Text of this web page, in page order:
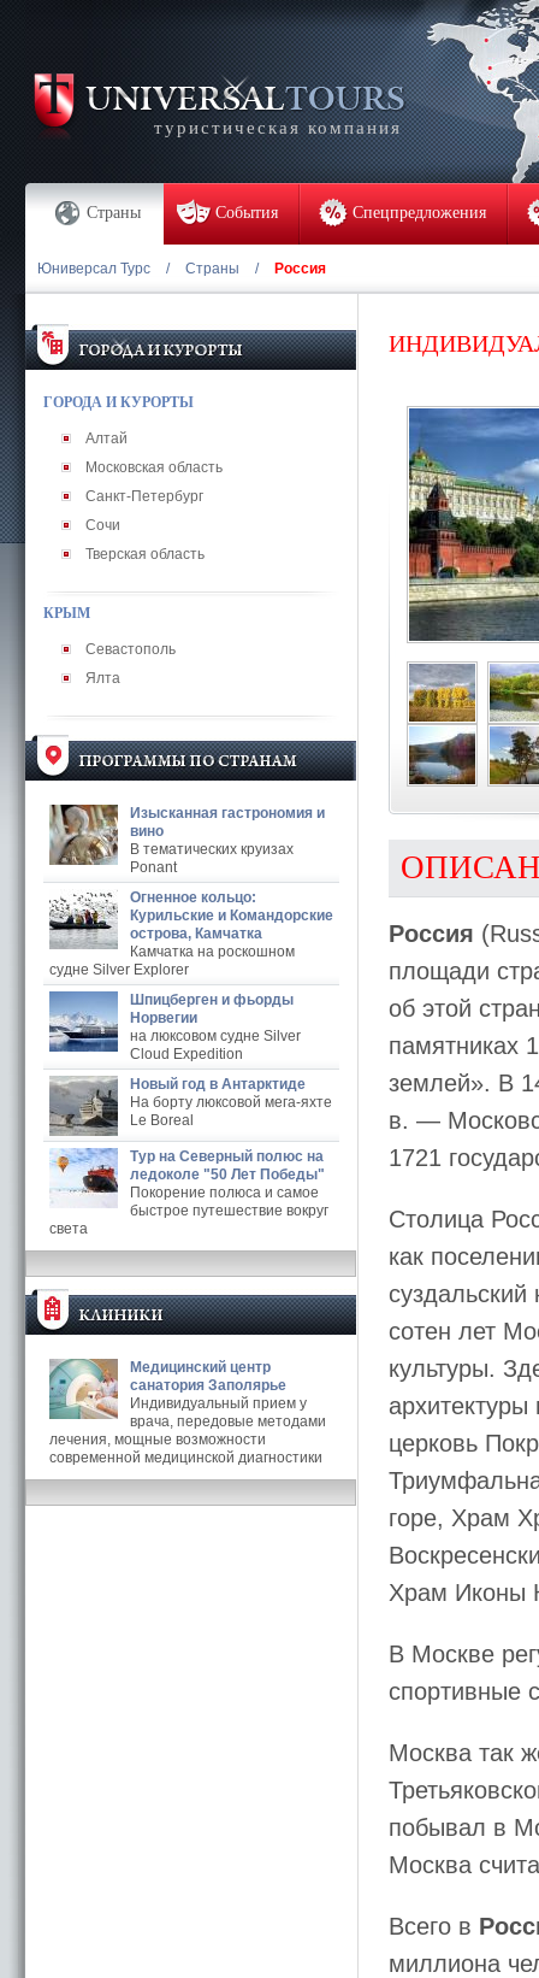
туристическая компания
Страны События Спецпредложения
Юниверсал Турс / Страны / Россия
ГОРОДА И КУРОРТЫ
Алтай
Московская область
Санкт-Петербург
Сочи
Тверская область
КРЫМ
Севастополь
Ялта
Изысканная гастрономия и
вино
В тематических круизах
Ponant
Огненное кольцо:
Курильские и Командорские
острова, Камчатка
Камчатка на роскошном
судне Silver Explorer
Шпицберген и фьорды
Норвегии
на люксовом судне Silver
Cloud Expedition
Новый год в Антарктиде
На борту люксовой мега-яхте
Le Boreal
Тур на Северный полюс на
ледоколе "50 Лет Победы"
Покорение полюса и самое
быстрое путешествие вокруг
света
Медицинский центр
санатория Заполярье
Индивидуальный прием у
врача, передовые методами
лечения, мощные возможности
современной медицинской диагностики
Россия
площади
об этой
памятниках
землей». В
в. —
1721
Столица
как
сотен лет
культуры.
церковь
горе, Храм
Храм Иконы
В Москве
спортивные
Москва так
побывал в
Москва
Всего в
миллиона